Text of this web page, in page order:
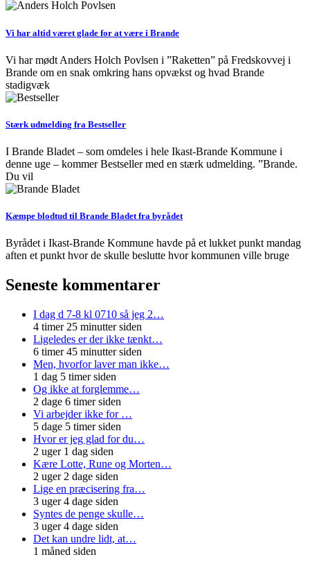
Vi har altid været glade for at være i Brande
Vi har mødt Anders Holch Povlsen i ”Raketten” på Fredskovvej i
Brande om en snak omkring hans opvækst og hvad Brande
stadigvæk
Stærk udmelding fra Bestseller
I Brande Bladet – som omdeles i hele Ikast-Brande Kommune i
denne uge – kommer Bestseller med en stærk udmelding. ”Brande.
Du vil
Kæmpe blodtud til Brande Bladet fra byrådet
Byrådet i Ikast-Brande Kommune havde på et lukket punkt mandag
aften et punkt hvor de skulle beslutte hvor kommunen ville bruge
Seneste kommentarer
I dag d 7-8 kl 0710 så jeg 2…
4 timer 25 minutter siden
Ligeledes er der ikke tænkt…
6 timer 45 minutter siden
Men, hvorfor laver man ikke…
1 dag 5 timer siden
Og ikke at forglemme…
2 dage 6 timer siden
Vi arbejder ikke for …
5 dage 5 timer siden
Hvor er jeg glad for du…
2 uger 1 dag siden
Kære Lotte, Rune og Morten…
2 uger 2 dage siden
Lige en præcisering fra…
3 uger 4 dage siden
Syntes de penge skulle…
3 uger 4 dage siden
Det kan undre lidt, at…
1 måned siden